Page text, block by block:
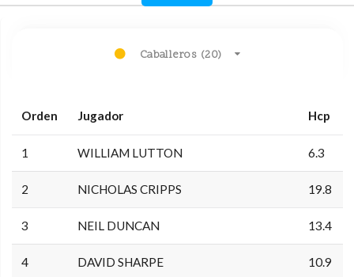
Caballeros (20)
Orden Jugador Hcp
1 WILLIAM LUTTON 6.3
2 NICHOLAS CRIPPS 19.8
3 NEIL DUNCAN 13.4
4 DAVID SHARPE 10.9